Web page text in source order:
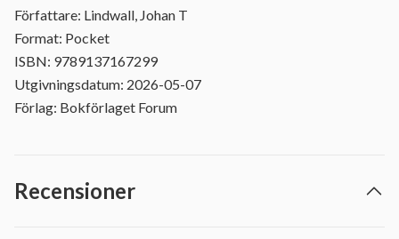
Författare: Lindwall, Johan T
Format: Pocket
ISBN: 9789137167299
Utgivningsdatum: 2026-05-07
Förlag: Bokförlaget Forum
Recensioner